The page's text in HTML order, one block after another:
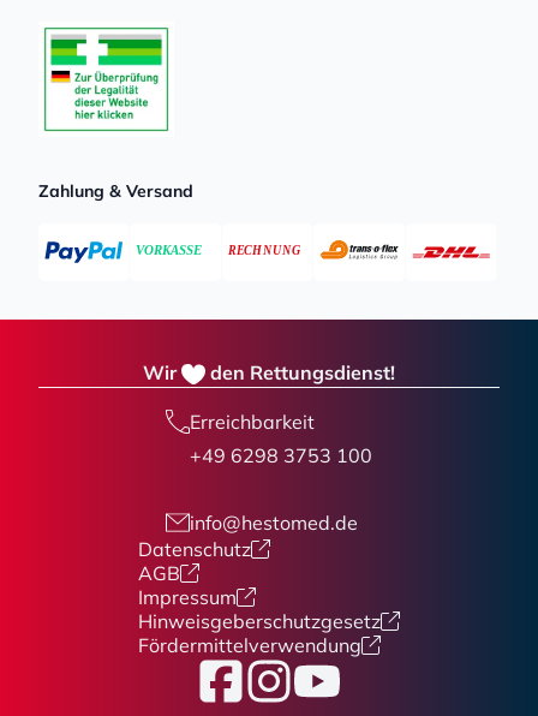
Zahlung & Versand
Wir den Rettungsdienst!
Erreichbarkeit
+49 6298 3753 100
info@hestomed.de
Datenschutz
AGB
Impressum
Hinweisgeberschutzgesetz
Fördermittelverwendung
FacebookInstagram
YouTube